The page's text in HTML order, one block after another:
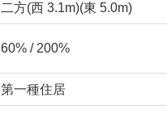
二方(西 3.1m)(東 5.0m)
60% / 200%
第一種住居